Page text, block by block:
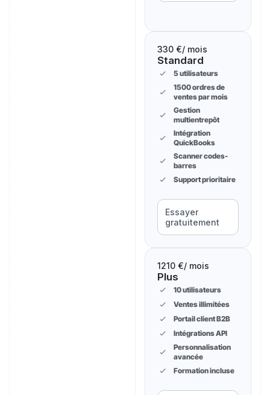
330 €/ mois
Standard
5 utilisateurs
1500 ordres de
ventes par mois
Gestion
multientrepôt
Intégration
QuickBooks
Scanner codes-
barres
Support prioritaire
Essayer
gratuitement
1210 €/ mois
Plus
10 utilisateurs
Ventes illimitées
Portail client B2B
Intégrations API
Personnalisation
avancée
Formation incluse